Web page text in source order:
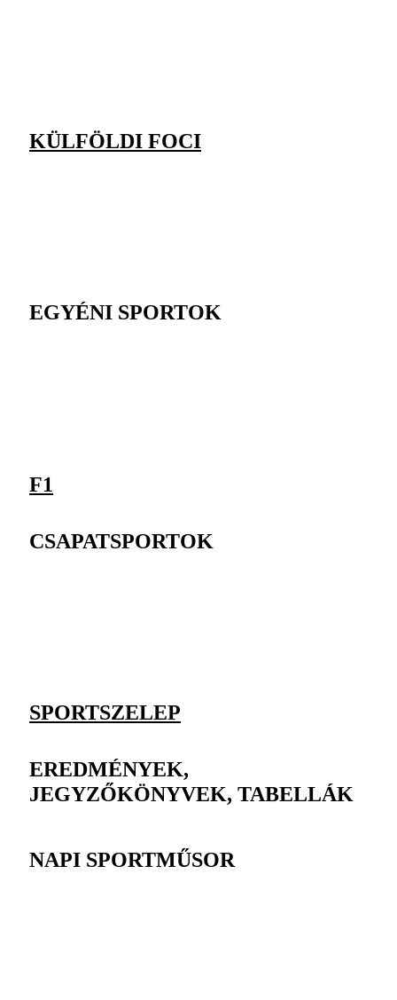
KÜLFÖLDI FOCI
EGYÉNI SPORTOK
F1
CSAPATSPORTOK
SPORTSZELEP
EREDMÉNYEK,
JEGYZŐKÖNYVEK, TABELLÁK
NAPI SPORTMŰSOR